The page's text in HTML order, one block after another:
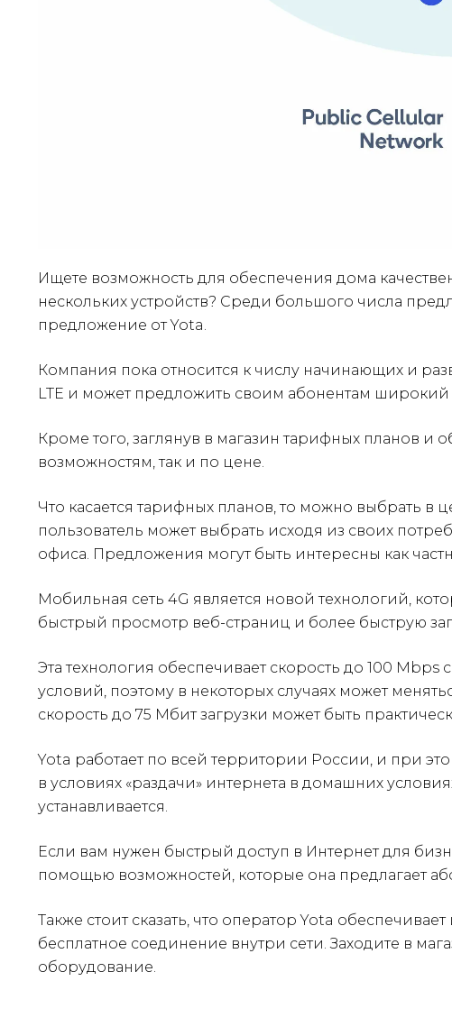
Ищете возможность для обеспечения дома
нескольких устройств? Среди большого числа
предложение от Yota.
Компания пока относится к числу начинающих и
LTE и может предложить своим абонентам
Кроме того, заглянув в магазин тарифных планов
возможностям, так и по цене.
Что касается тарифных планов, то можно выбрать в
пользователь может выбрать исходя из своих
офиса. Предложения могут быть интересны как
Мобильная сеть 4G является новой технологий,
быстрый просмотр веб-страниц и более быструю
Эта технология обеспечивает скорость до 100 Mbps
условий, поэтому в некоторых случаях может
скорость до 75 Мбит загрузки может быть
Yota работает по всей территории России, и при
в условиях «раздачи» интернета в домашних
устанавливается.
Если вам нужен быстрый доступ в Интернет для
помощью возможностей, которые она предлагает
Также стоит сказать, что оператор Yota
бесплатное соединение внутри сети. Заходите в
оборудование.